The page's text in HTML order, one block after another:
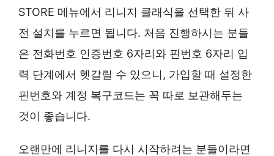
STORE 메뉴에서 리니지 클래식을 선택한 뒤 사
전 설치를 누르면 됩니다. 처음 진행하시는 분들
은 전화번호 인증번호 6자리와 핀번호 6자리 입
력 단계에서 헷갈릴 수 있으니, 가입할 때 설정한
핀번호와 계정 복구코드는 꼭 따로 보관해두는
것이 좋습니다.
오랜만에 리니지를 다시 시작하려는 분들이라면